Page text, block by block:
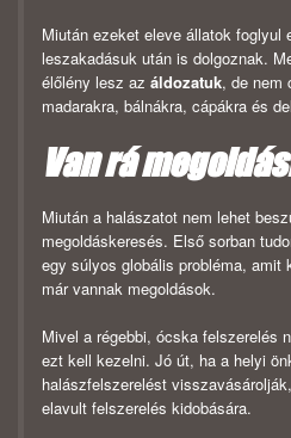
Miután ezeket eleve állatok foglyul
leszakadásuk után is dolgoznak.
élőlény lesz az áldozatuk, de nem
madarakra, bálnákra, cápákra és
Van rá
Miután a halászatot nem lehet
megoldáskeresés. Első sorban
egy súlyos globális probléma, amit
már vannak megoldások.
Mivel a régebbi, ócska felszerelés
ezt kell kezelni. Jó út, ha a helyi
halászfelszerelést
elavult felszerelés kidobására.